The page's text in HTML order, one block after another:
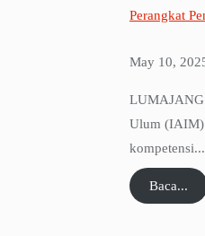
Perangkat
May 10,
LUMAJANG
Ulum (IAIM)
kompetensi...
Baca...